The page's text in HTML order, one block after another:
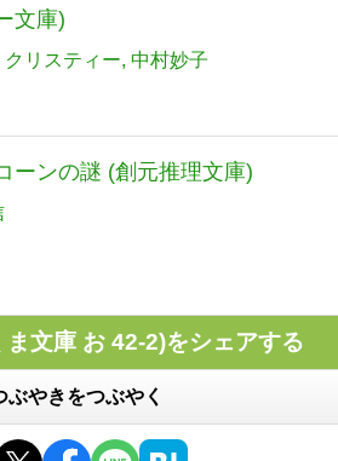
文庫)
クリスティー 中村妙子
ーンの謎 (創元推理文庫)
文庫 お 42-2)をシェアする
ぶやきをつぶやく